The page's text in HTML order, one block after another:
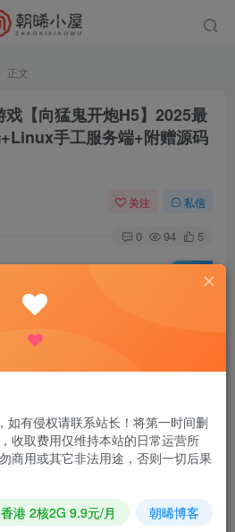
正文
【向猛鬼开炮H5】2025最
手工服务端+附赠源码
关注 私信
0 94 5
后查看
超级会员免费
登录！建议登陆后购买，可保存购买订单
已售 2
务端+附赠源码+教程
如有侵权请联系站长！将第一时间删
收取费用仅维持本站的日常运营所
商用或其它非法用途，否则一切后果
香港 2核2G 9.9元/月 朝晞博客